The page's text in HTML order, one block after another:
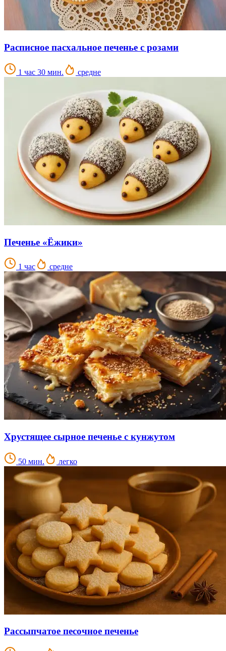
Расписное пасхальное печенье с розами
1 час 30 мин. средне
Печенье «Ёжики»
1 час средне
Хрустящее сырное печенье с кунжутом
50 мин. легко
Рассыпчатое песочное печенье